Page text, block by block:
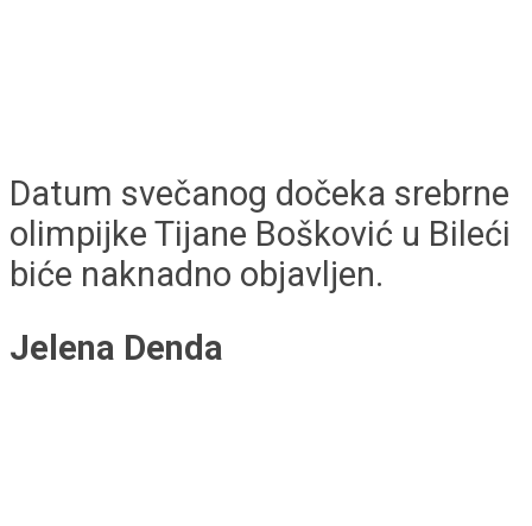
Datum svečanog dočeka srebrne
olimpijke Tijane Bošković u Bileći
biće naknadno objavljen.
Jelena Denda